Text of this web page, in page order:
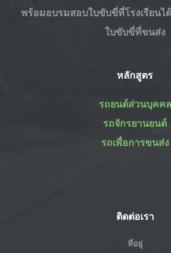
พร้อมอบรมสอบใบขับขี่ที่โรงเรียนไ
ใบขับขี่ที่ขนส่ง
หลักสูตร
รถยนต์ส่วนบุคคล
รถจักรยานยนต์
รถเพื่อการขนส่ง
ติดต่อเรา
ที่อยู่